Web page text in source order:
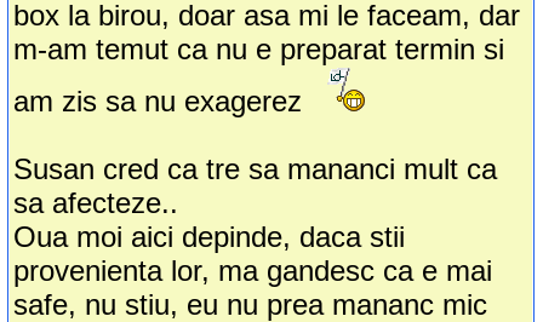
box la birou, doar asa mi le faceam, dar
m-am temut ca nu e preparat termin si
am zis sa nu exagerez
Susan cred ca tre sa mananci mult ca
sa afecteze..
Oua moi aici depinde, daca stii
provenienta lor, ma gandesc ca e mai
safe, nu stiu, eu nu prea mananc mic